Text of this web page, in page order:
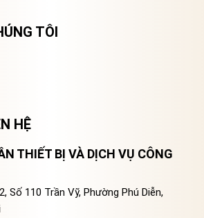
TÔI
HỆ
THIẾT BỊ VÀ DỊCH VỤ CÔNG
Số 110 Trần Vỹ, Phường Phú Diễn,